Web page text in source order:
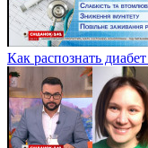
Как распознать